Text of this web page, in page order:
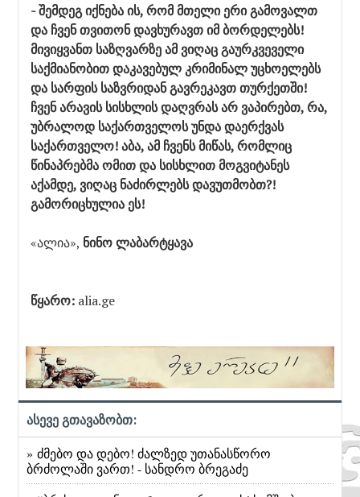
- შემდეგ იქნება ის, რომ მთელი ერი გამოვალთ
და ჩვენ თვითონ დავხურავთ იმ ბორდელებს!
მივიყვანთ საზღვარზე ამ ვიღაც გაურკვეველი
საქმიანობით დაკავებულ კრიმინალ უცხოელებს
და სარფის საზვრიდან გავრეკავთ თურქეთში!
ჩვენ არავის სისხლის დაღვრას არ ვაპირებთ, რა,
უბრალოდ საქართველოს უნდა დაერქვას
საქართველო! აბა, ამ ჩვენს მიწას, რომლიც
წინაპრებმა ომით და სისხლით მოგვიტანეს
აქამდე, ვიღაც ნაძირლებს დავუთმობთ?!
გამორიცხულია ეს!
«ალია», ნინო ლაბარტყავა
წყარო: alia.ge
ასევე გთავაზობთ:
» ძმებო და დებო! ძალზედ უთანასწორო
ბრძოლაში ვართ! - სანდრო ბრეგაძე